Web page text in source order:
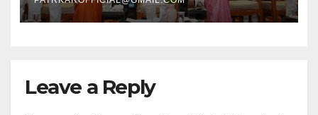
Leave a Reply